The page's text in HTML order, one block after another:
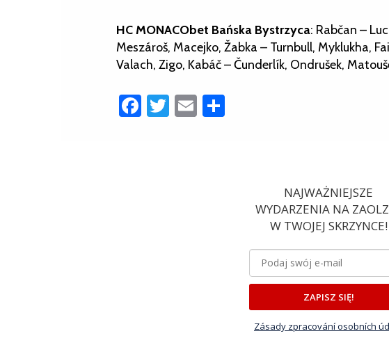
HC MONACObet Bańska Bystrzyca: Rabčan –
Meszároš, Macejko, Žabka – Turnbull, Myklukha,
Valach, Zigo, Kabáč – Čunderlík, Ondrušek,
Facebook
Twitter
Email
NAJWAŻNIEJSZE
WYDARZENIA NA
W TWOJEJ SKRZYNCE!
ZAPISZ SIĘ!
Zásady zpracování osobních